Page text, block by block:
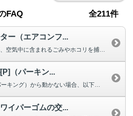
FAQ 全211件
ー（エアコンフ...
（パーキン...
セレクターレバーが[P]（パーキング）から動かない場合、以下を確認してくだ...
イパーゴムの交...